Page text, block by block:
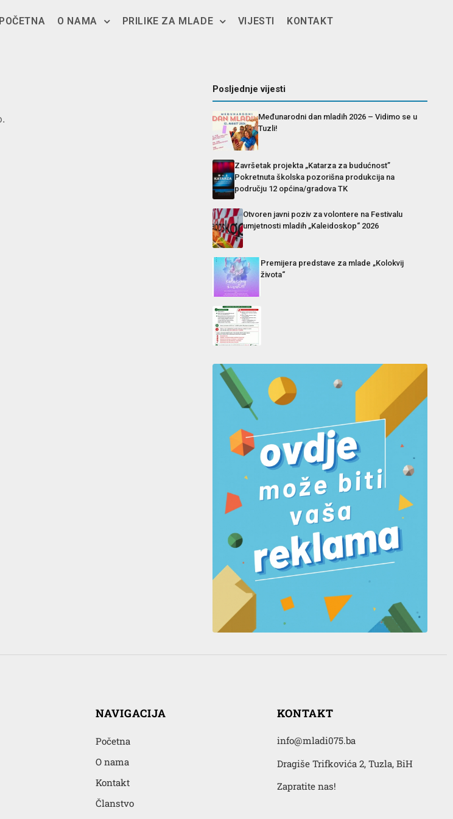
POČETNA O NAMA PRILIKE ZA MLADE VIJESTI KONTAKT
Posljednje vijesti
Međunarodni dan mladih 2026 – Vidimo se u
Tuzli!
Završetak projekta „Katarza za budućnost”
Pokretnuta školska pozorišna produkcija na
području 12 općina/gradova TK
Otvoren javni poziv za volontere na Festivalu
umjetnosti mladih „Kaleidoskop“ 2026
Premijera predstave za mlade „Kolokvij
života“
NAVIGACIJA
Početna
O nama
Kontakt
Članstvo
KONTAKT
info@mladi075.ba
Dragiše Trifkovića 2, Tuzla, BiH
Zapratite nas!